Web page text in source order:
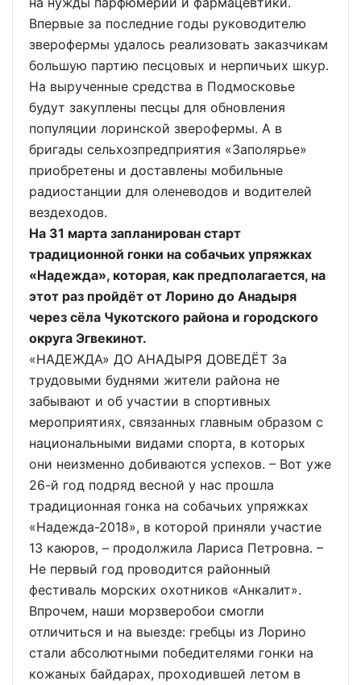
Впервые за последние годы руководителю
зверофермы удалось реализовать заказчикам
большую партию песцовых и нерпичьих шкур.
На вырученные средства в Подмосковье
будут закуплены песцы для обновления
популяции лоринской зверофермы. А в
бригады сельхозпредприятия «Заполярье»
приобретены и доставлены мобильные
радиостанции для оленеводов и водителей
вездеходов.
На 31 марта запланирован старт
традиционной гонки на собачьих упряжках
«Надежда», которая, как предполагается, на
этот раз пройдёт от Лорино до Анадыря
через сёла Чукотского района и городского
округа Эгвекинот.
«НАДЕЖДА» ДО АНАДЫРЯ ДОВЕДЁТ За
трудовыми буднями жители района не
забывают и об участии в спортивных
мероприятиях, связанных главным образом с
национальными видами спорта, в которых
они неизменно добиваются успехов. – Вот уже
26-й год подряд весной у нас прошла
традиционная гонка на собачьих упряжках
«Надежда-2018», в которой приняли участие
13 каюров, – продолжила Лариса Петровна. –
Не первый год проводится районный
фестиваль морских охотников «Анкалит».
Впрочем, наши морзверобои смогли
отличиться и на выезде: гребцы из Лорино
стали абсолютными победителями гонки на
кожаных байдарах, проходившей летом в